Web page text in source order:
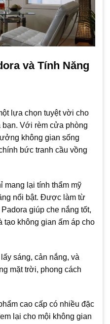
và Tính Năng
lựa chọn tuyệt vời cho
bạn. Với rèm cửa phòng
không gian sống
bức tranh cầu vồng
mang lại tính thẩm mỹ
nổi bật. Được làm từ
giúp che nắng tốt,
tạo không gian ấm áp cho
sáng, cản nắng, và
mặt trời, phong cách
cao cấp có nhiều đặc
lại cho mội không gian